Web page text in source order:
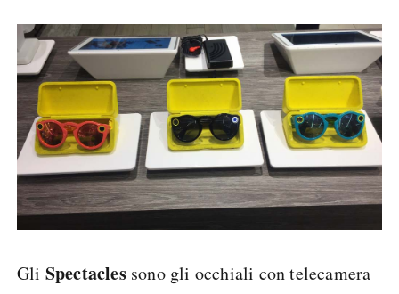
Gli Spectaclessono gli occhiali con telecamera